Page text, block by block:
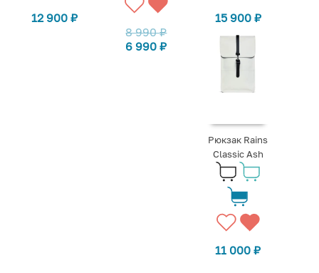
12 900₽
8 990₽
6 990₽
15 900 ₽
Рюкзак Rains
Classic Ash
11 000₽